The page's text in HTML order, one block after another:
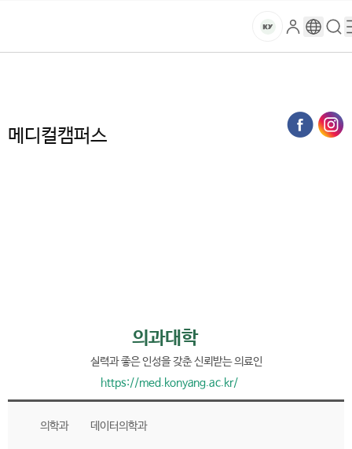
건
대
마
로
그
구
글
검
색
메메디컬캠퍼스
의과대학
실력과 좋은 인성을 갖춘 신뢰받는 의료인
https://med.konyang.ac.kr/
의학과 데이터의학과